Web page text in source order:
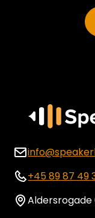
+45 89 87 49
Aldersrogade